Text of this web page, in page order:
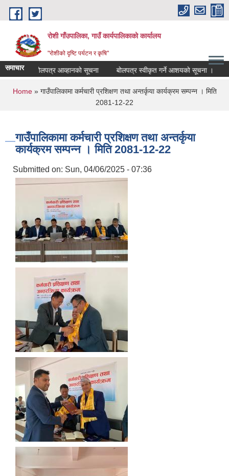
Skip to main content
रोशी गाँउपालिका, गाउँ कार्यपालिकाको कार्यालय
"रोशीको दृष्टि पर्यटन र कृषि"
समाचारबोलपत्र आव्हानको सूचना बोलपत्र स्वीकृत गर्ने आशयको सूचना ।
You are here
Home» गाउँपालिकामा कर्मचारी प्रशिक्षण तथा अन्तर्कृया कार्यक्रम सम्पन्न । मिति
2081-12-22
गाउँपालिकामा कर्मचारी प्रशिक्षण तथा अन्तर्कृया
कार्यक्रम सम्पन्न । मिति 2081-12-22
Submitted on: Sun, 04/06/2025 - 07:36